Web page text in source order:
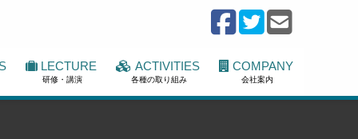
LECTURE
研修・講演
ACTIVITIES
各種の取り組み
COMPANY
会社案内